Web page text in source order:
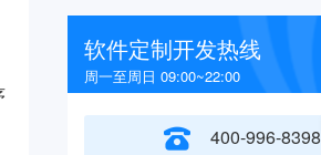
软件定制开发热线
周一至周日 09:00~22:00
400-996-8398